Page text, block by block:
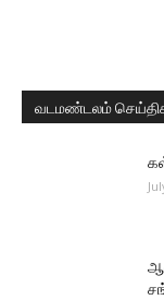
வடமண்டலம்